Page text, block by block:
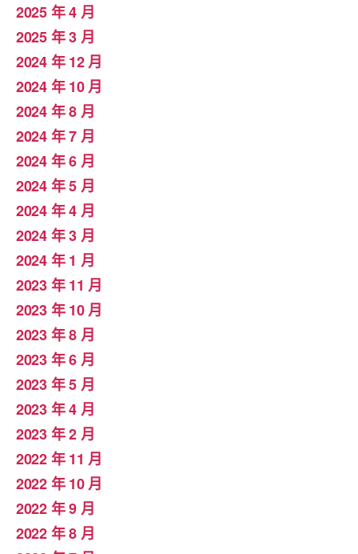
2025 年 4 月
2025 年 3 月
2024 年 12 月
2024 年 10 月
2024 年 8 月
2024 年 7 月
2024 年 6 月
2024 年 5 月
2024 年 4 月
2024 年 3 月
2024 年 1 月
2023 年 11 月
2023 年 10 月
2023 年 8 月
2023 年 6 月
2023 年 5 月
2023 年 4 月
2023 年 2 月
2022 年 11 月
2022 年 10 月
2022 年 9 月
2022 年 8 月